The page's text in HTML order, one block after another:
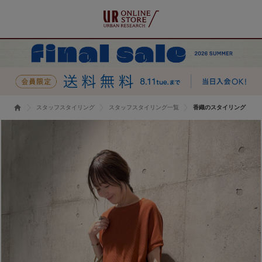
スタッフスタイリング スタッフスタイリング一覧 香織のスタイリング